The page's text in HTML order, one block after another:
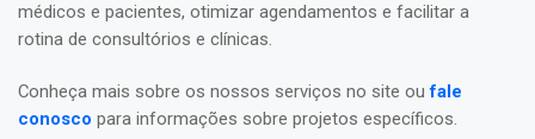
médicos e pacientes, otimizar agendamentos e facilitar a
rotina de consultórios e clínicas.
Conheça mais sobre os nossos serviços no site oufale
conosco para informações sobre projetos específicos.